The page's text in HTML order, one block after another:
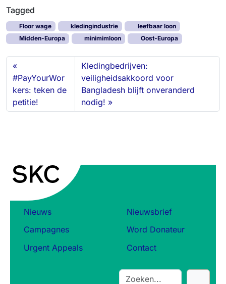
n
k
e
d
I
e
b
o
o
e
s
k
y
t
o
d
o
i
l
e
n
Tagged
Floor wage kledingindustrie
leefbaar loon
Midden-Europa
minimimloon Oost-Europa
#PayYourWor
kers: teken de
petitie!
Kledingbedrijven:
veiligheidsakkoord voor
Bangladesh blijft onveranderd
nodig!
Nieuws
Campagnes
Urgent Appeals
Nieuwsbrief
Word Donateur
Contact
S